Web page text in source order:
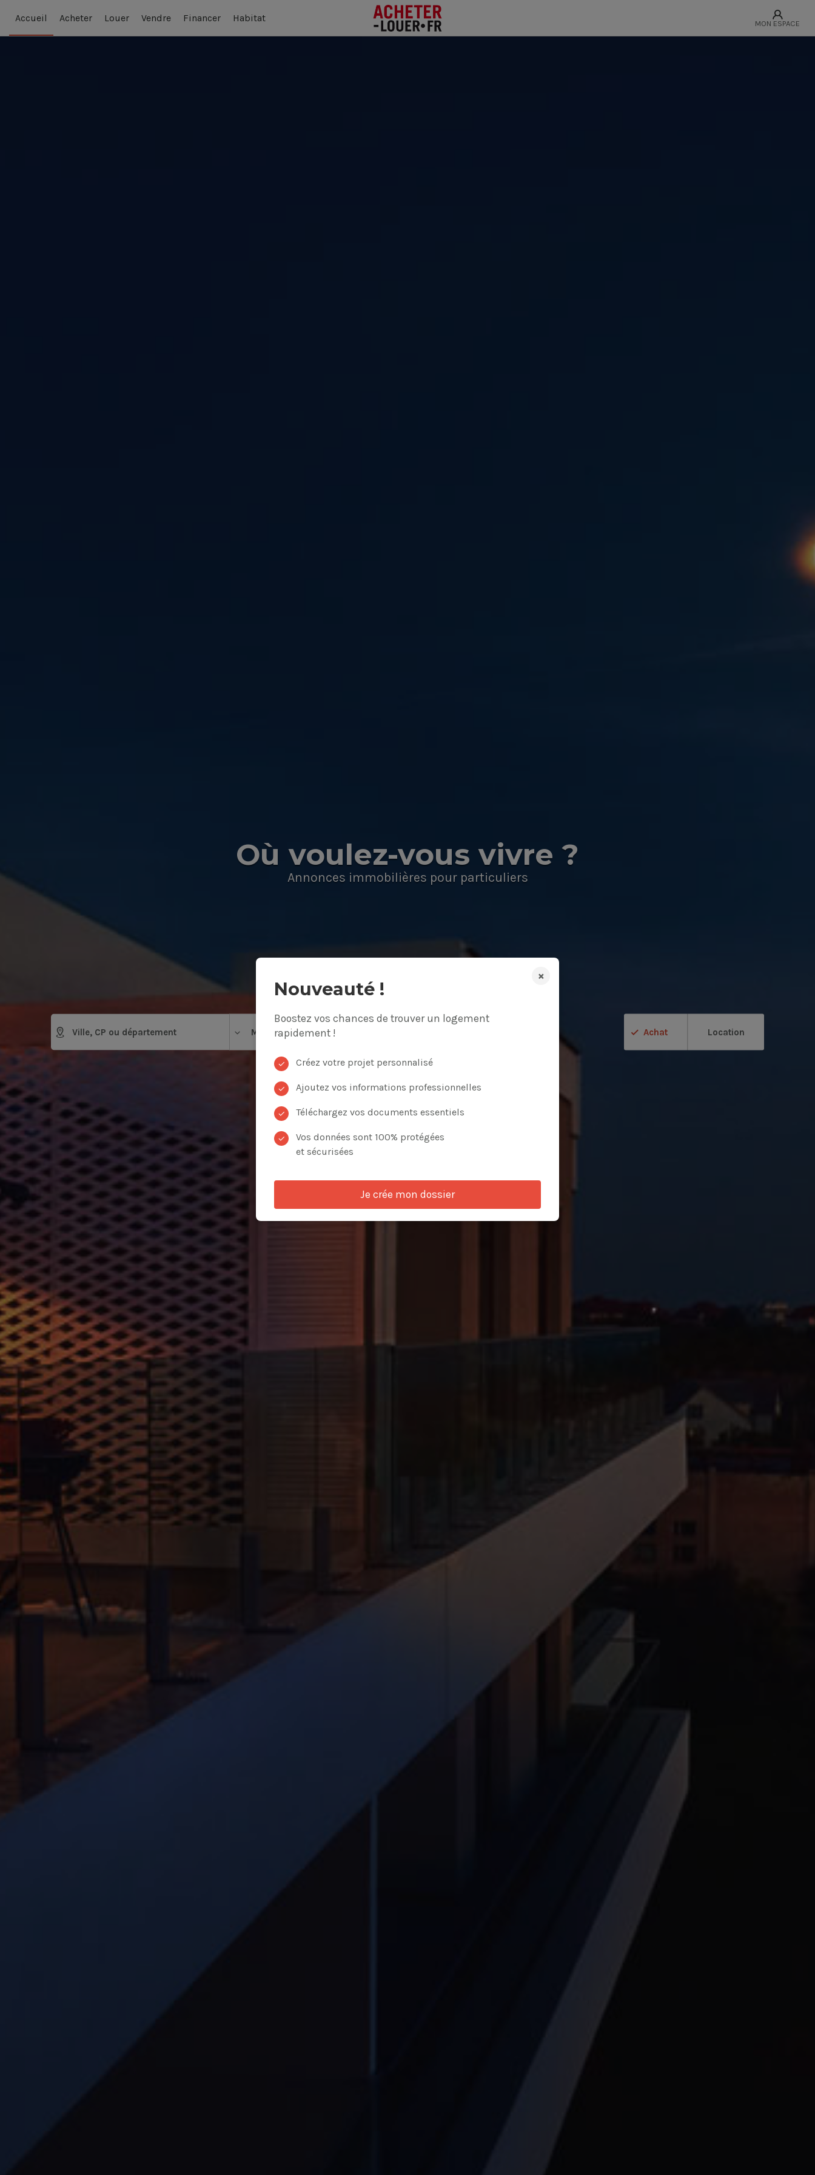
Accueil Acheter Louer Vendre Financer Habitat MON ESPACE
Où voulez-vous vivre ?
Annonces immobilières pour particuliers
Maison, appartement Achat Location
×
Nouveauté !
Boostez vos chances de trouver un logement
rapidement !
✓ Créez votre projet personnalisé
✓ Ajoutez vos informations professionnelles
✓ Téléchargez vos documents essentiels
✓
Vos données sont 100% protégées
et sécurisées
Je crée mon dossier